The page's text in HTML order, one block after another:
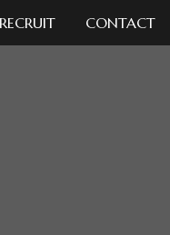
RECRUIT CONTACT